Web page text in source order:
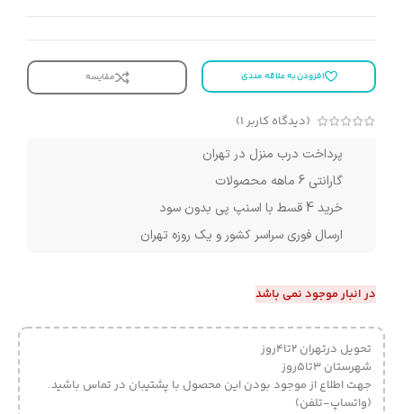
افزودن به علاقه مندی مقایسه
(دیدگاه کاربر 1
)
پرداخت درب منزل در تهران
گارانتی 6 ماهه محصولات
خرید 4 قسط با اسنپ پی بدون سود
ارسال فوری سراسر کشور و یک روزه تهران
در انبار موجود نمی باشد
تحویل درتهران 2تا4روز
شهرستان 3تا5روز
جهت اطلاع از موجود بودن این محصول با پشتیبان در تماس باشید.
(واتساپ-تلفن)